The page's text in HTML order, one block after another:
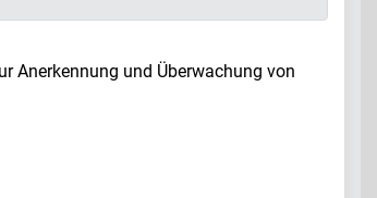
Anerkennung und Überwachung von